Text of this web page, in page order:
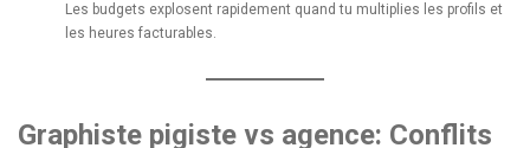
Les budgets explosent rapidement quand tu multiplies les profils et
les heures facturables.
Graphiste pigiste vs agence: Conflits